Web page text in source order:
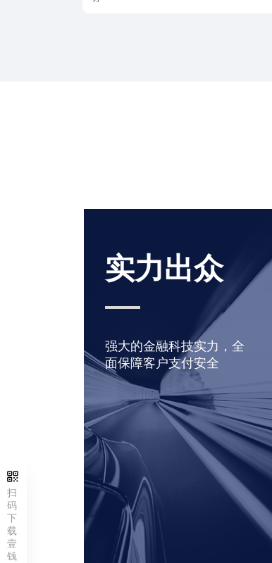
实力出众
强大的金融科技实力，全
面保障客户支付安全
扫
码
下
载
壹
钱